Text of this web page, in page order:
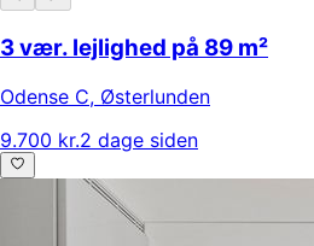
3 vær. lejlighed på 89 m²
Odense C, Østerlunden
9.700 kr.2 dage siden